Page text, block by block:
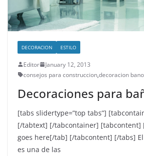
DECORACION ESTILO
Editor
January 12, 2013
consejos para construccion,decoracion bano
Decoraciones para
[tabs slidertype=”top tabs”]
[/tabtext] [/tabcontainer] [tabcontent]
goes here[/tab] [/tabcontent] [/tabs]
es una de las